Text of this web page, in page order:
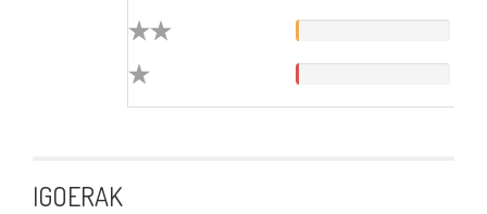
IGOERAK